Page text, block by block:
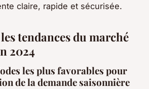
claire, rapide et sécurisée.
tendances du marché
2024
les plus favorables pour
de la demande saisonnière